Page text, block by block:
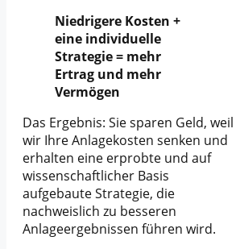
Niedrigere Kosten +
eine individuelle
Strategie = mehr
Ertrag und mehr
Vermögen
Das Ergebnis: Sie sparen Geld, weil
wir Ihre Anlagekosten senken und
erhalten eine erprobte und auf
wissenschaftlicher Basis
aufgebaute Strategie, die
nachweislich zu besseren
Anlageergebnissen führen wird.